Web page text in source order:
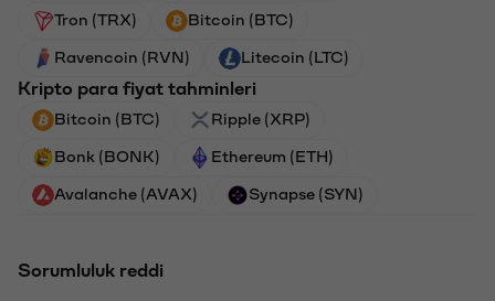
Tron (TRX) Bitcoin (BTC)
Ravencoin (RVN) Litecoin (LTC)
Kripto para fiyat tahminleri
Bitcoin (BTC) Ripple (XRP)
Bonk (BONK) Ethereum (ETH)
Avalanche (AVAX) Synapse (SYN)
Sorumluluk reddi